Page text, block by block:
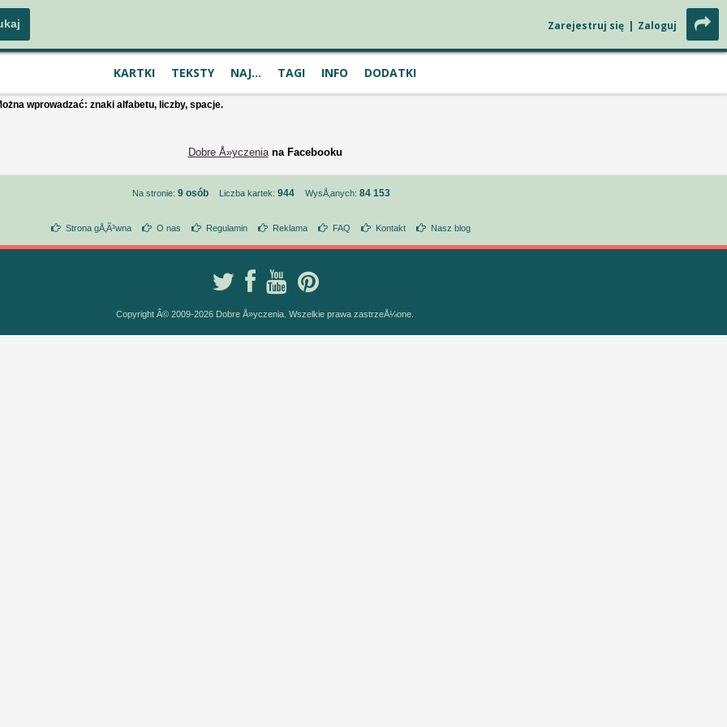
Zarejestruj się | Zaloguj
KARTKI TEKSTY NAJ... TAGI INFO DODATKI
wprowadzać: znaki alfabetu, liczby, spacje.
Dobre Å»yczeniana Facebooku
Na stronie: 9 osób Liczba kartek: 944 WysÅ‚anych: 84 153
Strona gÅ‚Ã³wna O nas Regulamin Reklama FAQ Kontakt Nasz blog
Copyright Â© 2009-2026 Dobre Å»yczenia. Wszelkie prawa zastrzeÅ¼one.